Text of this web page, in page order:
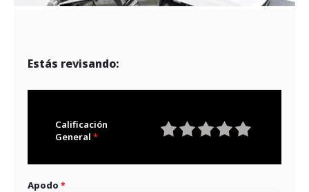
Estás revisando:
Calificación
General
Apodo